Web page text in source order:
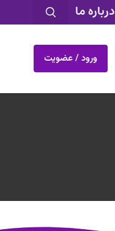
درباره ما
ورود / عضویت